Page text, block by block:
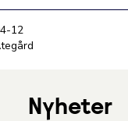
12
Nyheter